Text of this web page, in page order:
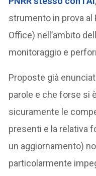
strumento in prova al
Office) nell’ambito
monitoraggio e
Proposte già
parole e che forse si
sicuramente le
presenti e la relativa
un aggiornamento)
particolarmente